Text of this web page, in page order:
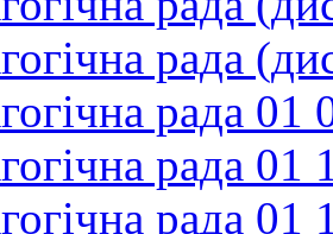
рада
рада 01
рада 01
рада 01